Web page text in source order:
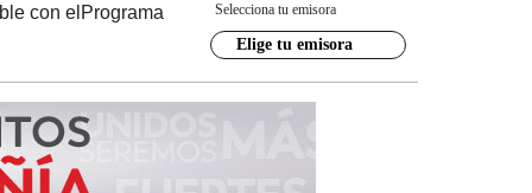
con el Programa Selecciona tu emisora
Elige tu emisora